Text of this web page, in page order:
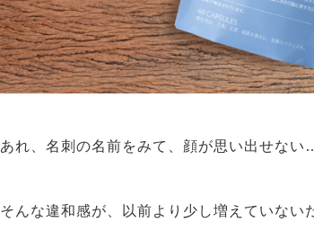
あれ、名刺の名前をみて、顔が思い出せな
そんな違和感が、以前より少し増えていない